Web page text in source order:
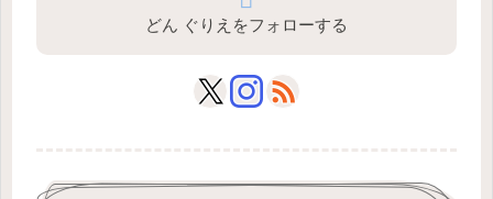
どん ぐりえをフォローする